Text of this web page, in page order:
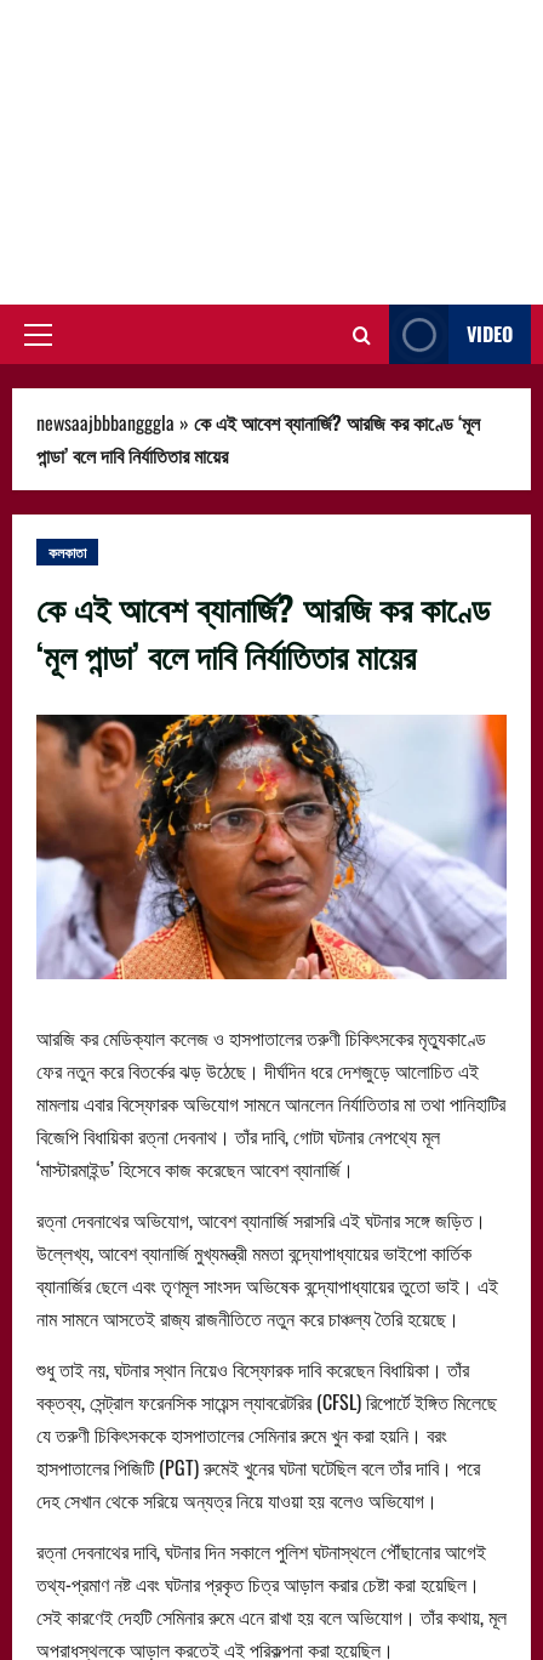
Primary
VIDEO
newsaajbbbangggla » কে এই আবেশ ব্যানার্জি? আরজি কর কাণ্ডে ‘মূল
পান্ডা’ বলে দাবি নির্যাতিতার মায়ের
কলকাতা
কে এই আবেশ ব্যানার্জি? আরজি কর কাণ্ডে
‘মূল পান্ডা’ বলে দাবি নির্যাতিতার মায়ের
আরজি কর মেডিক্যাল কলেজ ও হাসপাতালের তরুণী চিকিৎসকের মৃত্যুকাণ্ডে
ফের নতুন করে বিতর্কের ঝড় উঠেছে। দীর্ঘদিন ধরে দেশজুড়ে আলোচিত এই
মামলায় এবার বিস্ফোরক অভিযোগ সামনে আনলেন নির্যাতিতার মা তথা পানিহাটির
বিজেপি বিধায়িকা রত্না দেবনাথ। তাঁর দাবি, গোটা ঘটনার নেপথ্যে মূল
‘মাস্টারমাইন্ড’ হিসেবে কাজ করেছেন আবেশ ব্যানার্জি।
রত্না দেবনাথের অভিযোগ, আবেশ ব্যানার্জি সরাসরি এই ঘটনার সঙ্গে জড়িত।
উল্লেখ্য, আবেশ ব্যানার্জি মুখ্যমন্ত্রী মমতা বন্দ্যোপাধ্যায়ের ভাইপো কার্তিক
ব্যানার্জির ছেলে এবং তৃণমূল সাংসদ অভিষেক বন্দ্যোপাধ্যায়ের তুতো ভাই। এই
নাম সামনে আসতেই রাজ্য রাজনীতিতে নতুন করে চাঞ্চল্য তৈরি হয়েছে।
শুধু তাই নয়, ঘটনার স্থান নিয়েও বিস্ফোরক দাবি করেছেন বিধায়িকা। তাঁর
বক্তব্য, সেন্ট্রাল ফরেনসিক সায়েন্স ল্যাবরেটরির (CFSL) রিপোর্টে ইঙ্গিত মিলেছে
যে তরুণী চিকিৎসককে হাসপাতালের সেমিনার রুমে খুন করা হয়নি। বরং
হাসপাতালের পিজিটি (PGT) রুমেই খুনের ঘটনা ঘটেছিল বলে তাঁর দাবি। পরে
দেহ সেখান থেকে সরিয়ে অন্যত্র নিয়ে যাওয়া হয় বলেও অভিযোগ।
রত্না দেবনাথের দাবি, ঘটনার দিন সকালে পুলিশ ঘটনাস্থলে পৌঁছানোর আগেই
তথ্য-প্রমাণ নষ্ট এবং ঘটনার প্রকৃত চিত্র আড়াল করার চেষ্টা করা হয়েছিল।
সেই কারণেই দেহটি সেমিনার রুমে এনে রাখা হয় বলে অভিযোগ। তাঁর কথায়, মূল
অপরাধস্থলকে আড়াল করতেই এই পরিকল্পনা করা হয়েছিল।